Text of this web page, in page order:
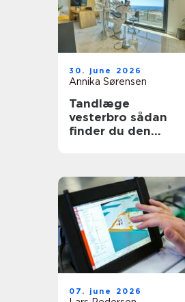
30. june 2026
Annika Sørensen
Tandlæge
vesterbro sådan
finder du den
07. june 2026